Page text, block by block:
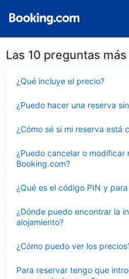
Las 10 preguntas
¿Qué incluye el precio?
cerrado
¿Puedo hacer una reserva
cerrado
¿Cómo sé si mi reserva está
cerrado
¿Puedo cancelar o modificar
Booking.com?
cerrado
¿Qué es el código PIN y
cerrado
¿Dónde puedo encontrar la
alojamiento?
cerrado
¿Cómo puedo ver los
cerrado
Para reservar tengo que
cerrado